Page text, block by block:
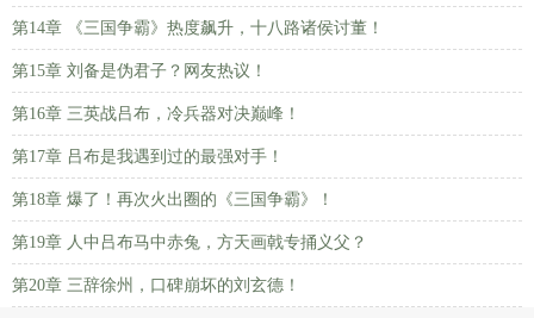
第14章 《三国争霸》热度飙升，十八路诸侯讨董！
第15章 刘备是伪君子？网友热议！
第16章 三英战吕布，冷兵器对决巅峰！
第17章 吕布是我遇到过的最强对手！
第18章 爆了！再次火出圈的《三国争霸》！
第19章 人中吕布马中赤兔，方天画戟专捅义父？
第20章 三辞徐州，口碑崩坏的刘玄德！